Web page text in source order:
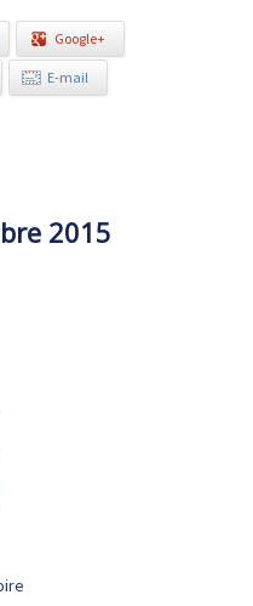
Google+
E-mail
2015